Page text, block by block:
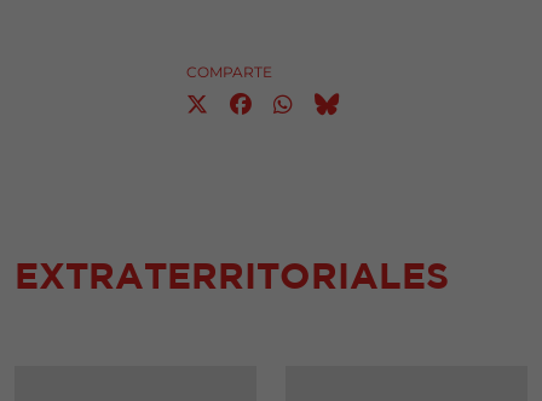
COMPARTE
EXTRATERRITORIALES